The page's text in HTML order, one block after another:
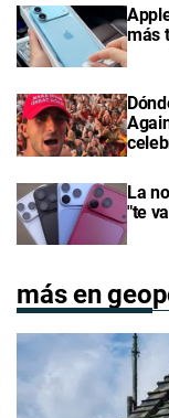
más
La
"te
más en